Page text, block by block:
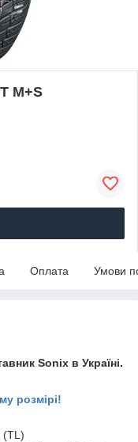
M+S
Оплата Умови
Sonix в Україні.
розмірі!
(TL)